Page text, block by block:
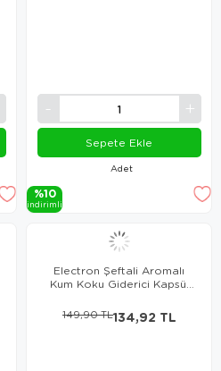
Adet
Sepete Ekle
%10
i̇ndi̇ri̇mli̇
Electron Şeftali Aromalı
Kum Koku Giderici Kapsül
134,92 TL
149,90 TL